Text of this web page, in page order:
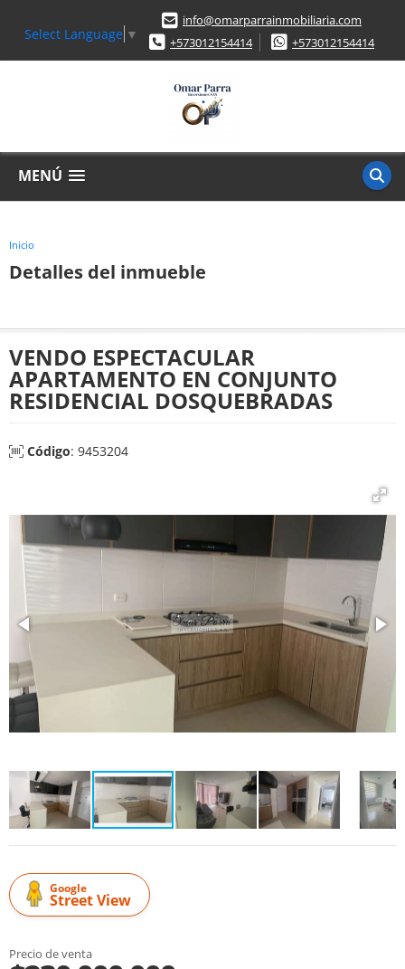
Select Language ▼
info@omarparrainmobiliaria.com
+573012154414
+573012154414
MENÚ
Inicio
Detalles del inmueble
VENDO ESPECTACULAR
APARTAMENTO EN CONJUNTO
RESIDENCIAL DOSQUEBRADAS
Código: 9453204
Google
Street View
Precio de venta